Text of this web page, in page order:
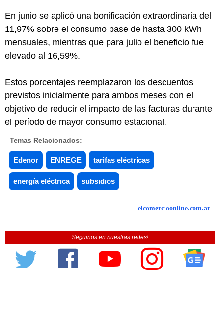
En junio se aplicó una bonificación extraordinaria del
11,97% sobre el consumo base de hasta 300 kWh
mensuales, mientras que para julio el beneficio fue
elevado al 16,59%.
Estos porcentajes reemplazaron los descuentos
previstos inicialmente para ambos meses con el
objetivo de reducir el impacto de las facturas durante
el período de mayor consumo estacional.
Temas Relacionados:
Edenor ENREGE tarifas eléctricas
energía eléctrica subsidios
elcomercioonline.com.ar
Seguinos en nuestras redes!